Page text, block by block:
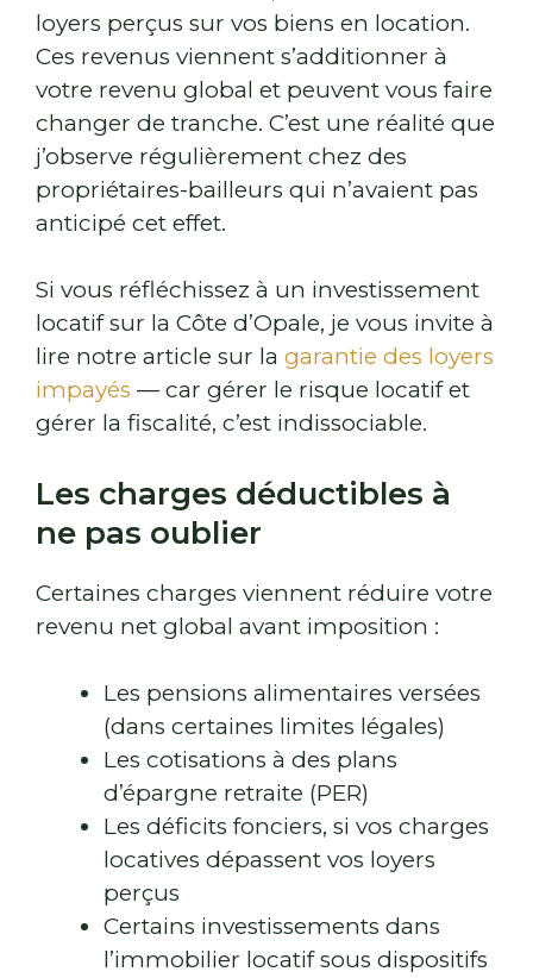
loyers perçus sur vos biens en location.
Ces revenus viennent s’additionner à
votre revenu global et peuvent vous faire
changer de tranche. C’est une réalité que
j’observe régulièrement chez des
propriétaires-bailleurs qui n’avaient pas
anticipé cet effet.
Si vous réfléchissez à un investissement
locatif sur la Côte d’Opale, je vous invite à
lire notre article sur la garantie des loyers
impayés — car gérer le risque locatif et
gérer la fiscalité, c’est indissociable.
Les charges déductibles à
ne pas oublier
Certaines charges viennent réduire votre
revenu net global avant imposition :
Les pensions alimentaires versées
(dans certaines limites légales)
Les cotisations à des plans
d’épargne retraite (PER)
Les déficits fonciers, si vos charges
locatives dépassent vos loyers
perçus
Certains investissements dans
l’immobilier locatif sous dispositifs